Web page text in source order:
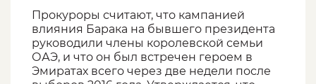
Прокуроры считают, что кампанией
влияния Барака на бывшего президента
руководили члены королевской семьи
ОАЭ, и что он был встречен героем в
Эмиратах всего через две недели после